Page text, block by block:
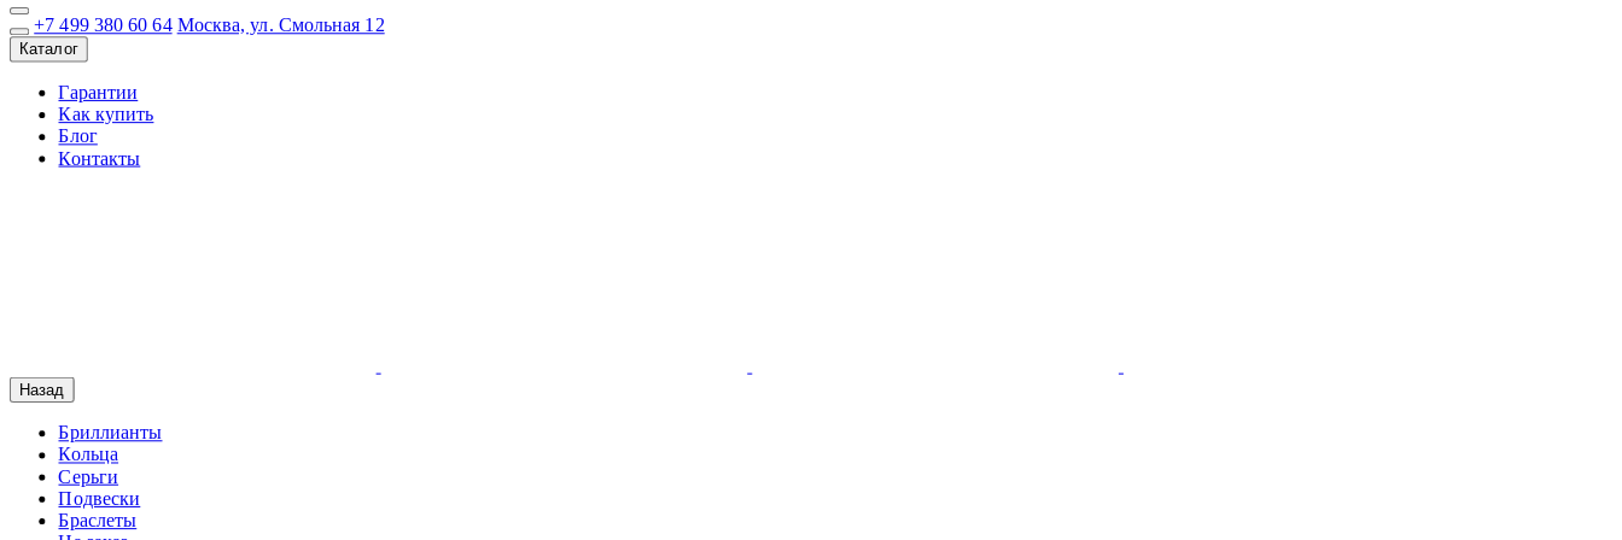
+7 499 380 60 64 Москва, ул. Смольная 12
Каталог
Гарантии
Как купить
Блог
Контакты
Назад
Бриллианты
Кольца
Серьги
Подвески
Браслеты